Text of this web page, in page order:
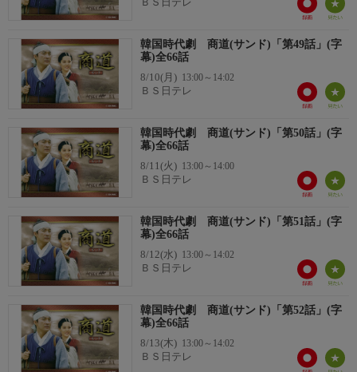
https://www.bs4.jp/sando/
韓国時代劇 商道(サンド)「第49話」(字
幕)全66話
8/10(月) 13:00～14:02
ＢＳ日テレ
韓国時代劇 商道(サンド)「第50話」(字
幕)全66話
8/11(火) 13:00～14:00
ＢＳ日テレ
韓国時代劇 商道(サンド)「第51話」(字
幕)全66話
8/12(水) 13:00～14:02
ＢＳ日テレ
韓国時代劇 商道(サンド)「第52話」(字
幕)全66話
8/13(木) 13:00～14:02
ＢＳ日テレ